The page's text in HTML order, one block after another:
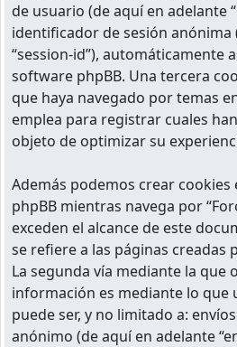
de usuario (de aquí en adelante
identificador de sesión anónima
“session-id”), automáticamente
software phpBB. Una tercera
que haya navegado por temas
emplea para registrar cuales
objeto de optimizar su
Además podemos crear
phpBB mientras navega por
exceden el alcance de este
se refiere a las páginas creadas
La segunda vía mediante la que
información es mediante lo que
puede ser, y no limitado a:
anónimo (de aquí en adelante